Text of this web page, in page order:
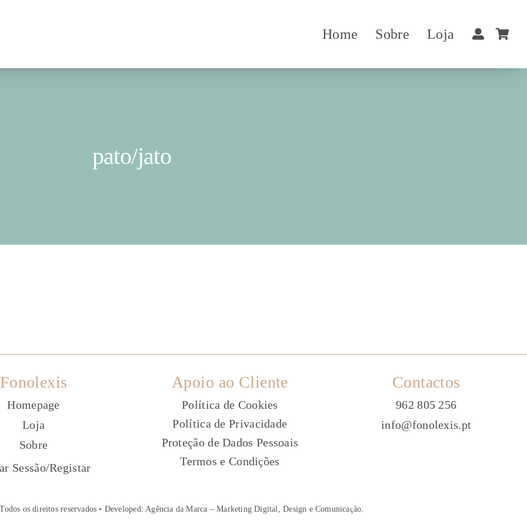
Home Sobre Loja
pato/jato
Fonolexis
Homepage
Loja
Sobre
Sessão/Registar
Apoio ao Cliente
Política de Cookies
Política de Privacidade
Proteção de Dados Pessoais
Termos e Condições
Contactos
962 805 256
info@fonolexis.pt
os direitos reservados • Developed:Agência da Marca – Marketing Digital, Design e Comunicação.